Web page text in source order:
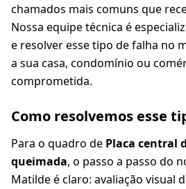
chamados mais comuns que
Nossa equipe técnica é
e resolver esse tipo de falha no
a sua casa, condomínio ou
comprometida.
Como resolvemos esse
Para o quadro de Placa central
queimada, o passo a passo do
Matilde é claro: avaliação visual